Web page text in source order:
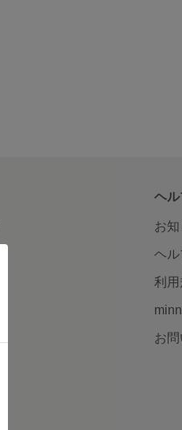
ヘル
お
ヘル
利用
お